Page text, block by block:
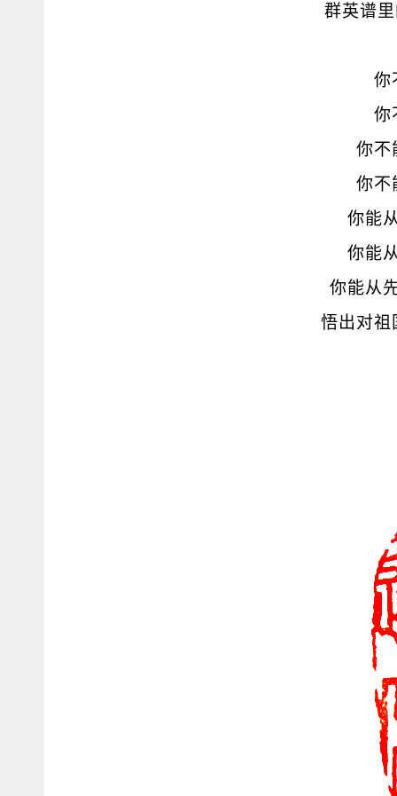
群英谱
你
你
你不
你不
你能
你能
你能从
悟出对祖